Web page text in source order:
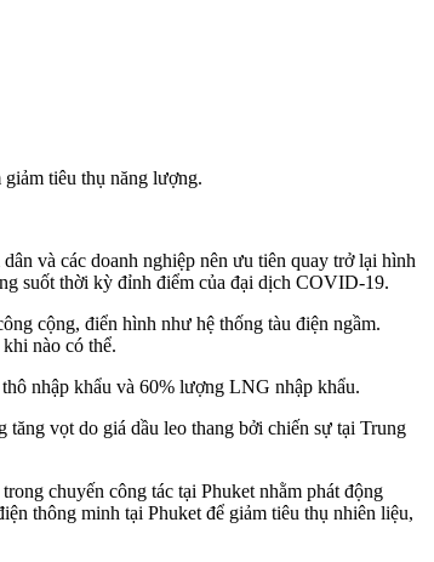
tiêu thụ năng lượng.
và các doanh nghiệp nên ưu tiên quay trở lại hình
suốt thời kỳ đỉnh điểm của đại dịch COVID-19.
cộng, điển hình như hệ thống tàu điện ngầm.
nào có thể.
nhập khẩu và 60% lượng LNG nhập khẩu.
vọt do giá dầu leo thang bởi chiến sự tại Trung
chuyến công tác tại Phuket nhằm phát động
thông minh tại Phuket để giảm tiêu thụ nhiên liệu,